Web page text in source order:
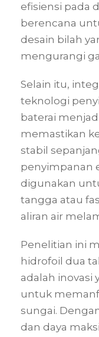
efisiensi pada
berencana
desain bilah
mengurangi
Selain itu,
teknologi
baterai
memastikan
stabil
penyimpanan
digunakan
tangga atau
aliran air
Penelitian ini
hidrofoil dua
adalah inovasi
untuk
sungai.
dan daya